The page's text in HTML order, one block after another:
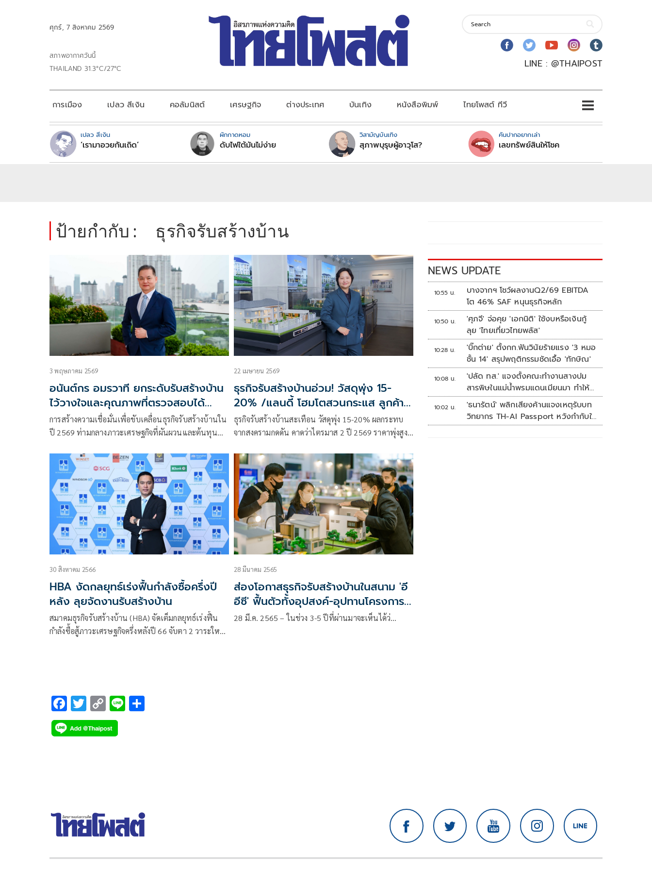
ศุกร์, 7 สิงหาคม 2569
สภาพอากาศวันนี้
THAILAND 31.3°C/27°C
LINE : @THAIPOST
การเมือง เปลว สีเงิน คอลัมนิสต์ เศรษฐกิจ ต่างประเทศ บันเทิง หนังสือพิมพ์ ไทยโพสต์ ทีวี
เปลว สีเงิน
‘เรามาอวยกันเถิด’
ผักกาดหอม
ดับไฟใต้มันไม่ง่าย
วิสามัญบันเทิง
สุภาพบุรุษผู้อาวุโส?
คันปากอยากเล่า
เลขทรัพย์สินให้โชค
ป้ายกำกับ : ธุรกิจรับสร้างบ้าน
3 พฤษภาคม 2569
อนันต์กร อมรวาที ยกระดับรับสร้างบ้าน
ไว้วางใจและคุณภาพที่ตรวจสอบได้
กลยุทธ์มัดใจลูกค้า
การสร้างความเชื่อมั่นเพื่อขับเคลื่อนธุรกิจรับสร้างบ้านใน
ปี 2569 ท่ามกลางภาวะเศรษฐกิจที่ผันผวนและต้นทุน
ที่สุดสำหรับผู้ประกอบการในปัจจุบัน
22 เมษายน 2569
ธุรกิจรับสร้างบ้านอ่วม! วัสดุพุ่ง 15-
20% /แลนดี้ โฮมโตสวนกระแส ลูกค้า
เพียบ
ธุรกิจรับสร้างบ้านสะเทือน วัสดุพุ่ง 15-20% ผลกระทบ
จากสงครามกดดัน คาดว่าไตรมาส 2 ปี 2569 ราคาพุ่งสูง
และแช็งแกร่งจริง
30 สิงหาคม 2566
HBA งัดกลยุทธ์เร่งฟื้นกำลังซื้อครึ่งปี
หลัง ลุยจัดงานรับสร้างบ้าน
สมาคมธุรกิจรับสร้างบ้าน (HBA) จัดเต็มกลยุทธ์เร่งฟื้น
กำลังซื้อสู้ภาวะเศรษฐกิจครึ่งหลังปี 66 จับตา 2 วาระใหญ่
28 มีนาคม 2565
ส่องโอกาสธุรกิจรับสร้างบ้านในสนาม 'อี
อีซี' ฟื้นตัวทั้งอุปสงค์-อุปทานโครงการ
ใหม่เข้าตลาดเพิ่ม
28 มี.ค. 2565 – ในช่วง 3-5 ปีที่ผ่านมาจะเห็นได้ว่…
F
ac
e
T
wi
tt
C
o
p
Li
NEWS UPDATE
10:55 น.
บางจากฯ โชว์ผลงานQ2/69 EBITDA
โต 46% SAF หนุนธุรกิจหลัก
10:50 น.
'ศุภจี' จ่อคุย 'เอกนิติ' ใช้งบหรือเงินกู้
ลุย 'ไทยเที่ยวไทยพลัส'
10:28 น.
'บิ๊กต่าย' ตั้งกก.ฟันวินัยร้ายแรง '3 หมอ
ชั้น 14' สรุปพฤติกรรมชัดเอื้อ 'ทักษิณ'
10:08 น.
'ปลัด ทส.' แจงตั้งคณะทำงานสางปม
สารพิษในแม่น้ำพรมแดนเมียนมา ทำให้
แก้ปัญหารวดเร็ว
10:02 น.
'ธนารัตน์' พลิกเสียงค้านแจงเหตุรับบท
วิทยากร TH-AI Passport หวังกำกับใช้
งบเหมาะสม ชูจุดเด่นคนไทยได้ใช้ AI